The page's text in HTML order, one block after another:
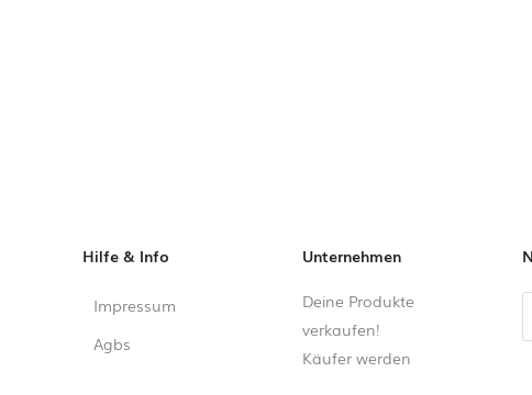
Hilfe & Info
Impressum
Agbs
Unternehmen
Deine Produkte
verkaufen!
Käufer werden